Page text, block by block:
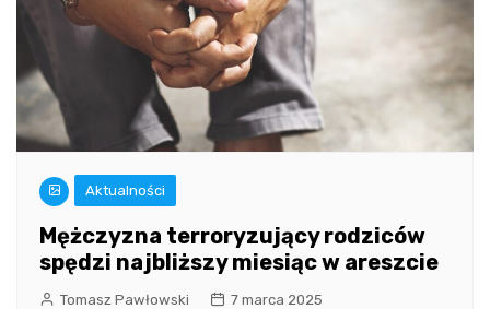
Aktualności
Mężczyzna terroryzujący rodziców
spędzi najbliższy miesiąc w areszcie
Tomasz Pawłowski 7 marca 2025